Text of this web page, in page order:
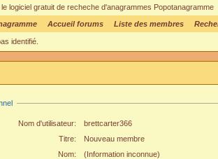
logiciel gratuit de recheche d'anagrammes Popotanagramme
Accueil forums Liste des membres
identifié.
Nom d'utilisateur:
brettcarter366
Titre:
Nouveau membre
Nom:
(Information inconnue)